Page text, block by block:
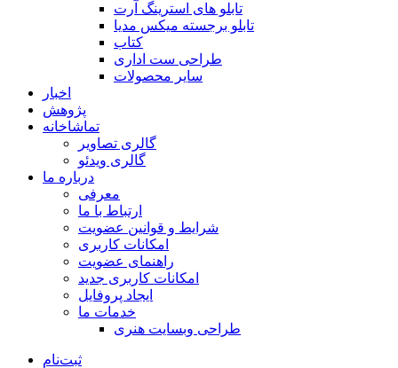
تابلو های استرینگ آرت
تابلو برجسته میکس مدیا
کتاب
طراحی ست اداری
سایر محصولات
اخبار
پژوهش
تماشاخانه
گالری تصاویر
گالری ویدئو
درباره ما
معرفی
ارتباط با ما
شرایط و قوانین عضویت
امکانات کاربری
راهنمای عضویت
امکانات کاربری جدید
ایجاد پروفایل
خدمات ما
طراحی وبسایت هنری
ثبت‌نام